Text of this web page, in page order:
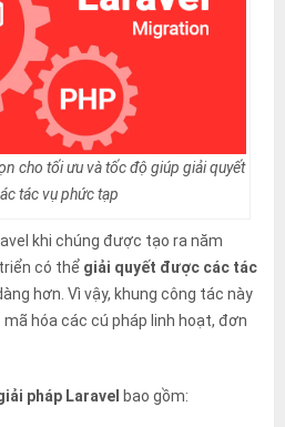
cho tối ưu và tốc độ giúp giải quyết
tác vụ phức tạp
khi chúng được tạo ra năm
có thể giải quyết được các tác
hơn. Vì vậy, khung công tác này
hóa các cú pháp linh hoạt, đơn
pháp Laravel bao gồm: